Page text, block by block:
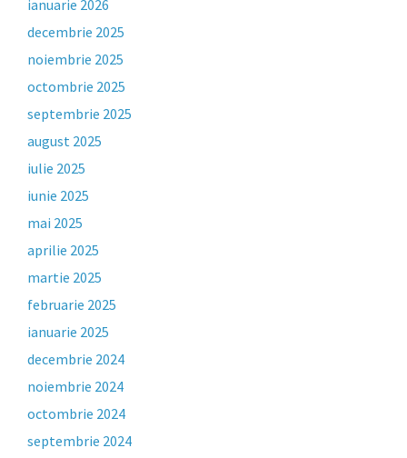
ianuarie 2026
decembrie 2025
noiembrie 2025
octombrie 2025
septembrie 2025
august 2025
iulie 2025
iunie 2025
mai 2025
aprilie 2025
martie 2025
februarie 2025
ianuarie 2025
decembrie 2024
noiembrie 2024
octombrie 2024
septembrie 2024